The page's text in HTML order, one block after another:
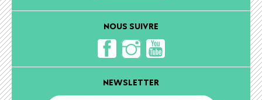
NOUS SUIVRE
NEWSLETTER